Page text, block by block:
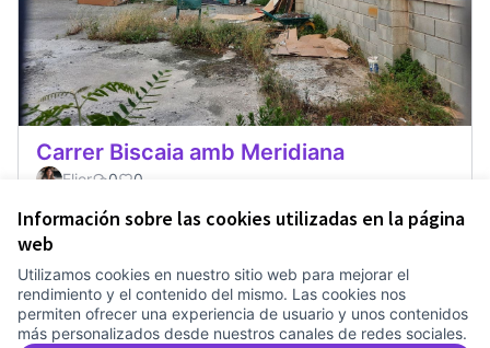
Información sobre las cookies utilizadas en la página
web
Utilizamos cookies en nuestro sitio web para mejorar el
rendimiento y el contenido del mismo. Las cookies nos
permiten ofrecer una experiencia de usuario y unos contenidos
más personalizados desde nuestros canales de redes sociales.
Carrer Biscaia amb Meridiana
Elior 0 0
Términos y condiciones de uso
Configuración de cookies
Comunitat Canòdrom en Facebook
(Link extern)
Comunitat Canòdrom en Instagram
(Link extern)
Comunitat Canòdrom en YouTube
(Link extern)
Castellano
Triar la llenguaElegir el idiomaChoose language